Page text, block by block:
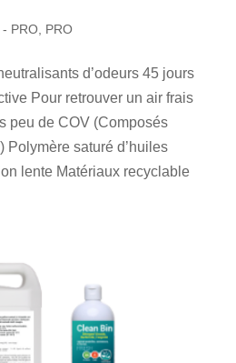
PRO, PRO
d’odeurs 45 jours
Pour retrouver un air frais
peu de COV (Composés
Polymère saturé d’huiles
lente Matériaux recyclable